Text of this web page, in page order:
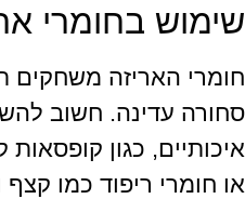
שימוש בחומרי
חומרי האריזה משחקים
סחורה עדינה. חשוב
איכותיים, כגון
או חומרי ריפוד כמו